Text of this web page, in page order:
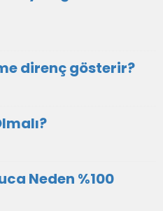
direnç gösterir?
Neden %100